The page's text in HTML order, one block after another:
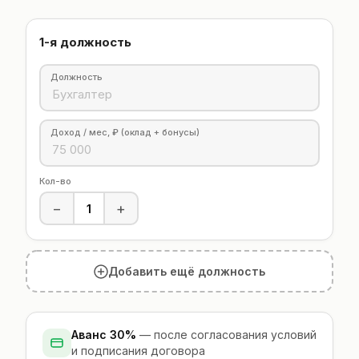
Инженер
1-я должность
Должность
Доход / мес, ₽ (оклад + бонусы)
Кол-во
− +
Добавить ещё должность
Аванс 30% — после согласования условий
и подписания договора